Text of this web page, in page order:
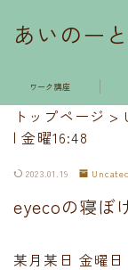
あいのー
ワーク講座
トップページ >
| 金曜16:48
2023.01.19
eyecoの寝ぼ
某月某日 金曜日